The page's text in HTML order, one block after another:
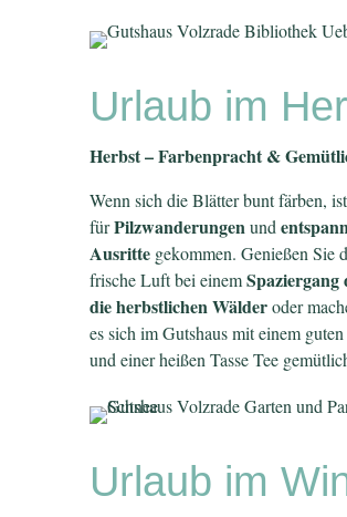
Urlaub im
Herbst – Farbenpracht &
Wenn sich die Blätter bunt färben,
fürPilzwanderungen und
Ausrittegekommen. Genießen Sie
frische Luft bei einemSpaziergang
die herbstlichen Wälderoder
es sich im Gutshaus mit einem
und einer heißen Tasse Tee
Urlaub im